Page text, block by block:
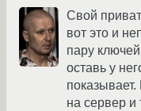
Свой
вот это и
пару
оставь у
на сервер и